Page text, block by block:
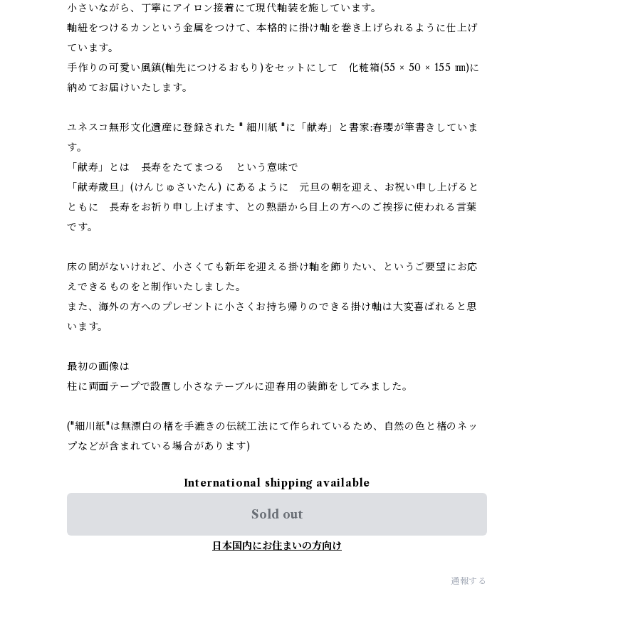
小さいながら、丁寧にアイロン接着にて現代軸装を施しています。
軸紐をつけるカンという金属をつけて、本格的に掛け軸を巻き上げられるように仕上げ
ています。
手作りの可愛い風鎮(軸先につけるおもり)をセットにして 化粧箱(55 × 50 × 155 ㎜)に
納めてお届けいたします。
ユネスコ無形文化遺産に登録された " 細川紙 "に「献寿」と書家:春瓔が筆書きしていま
す。
「献寿」とは 長寿をたてまつる という意味で
「献寿歳旦」(けんじゅさいたん) にあるように 元旦の朝を迎え、お祝い申し上げると
ともに 長寿をお祈り申し上げます、との熟語から目上の方へのご挨拶に使われる言葉
です。
床の間がないけれど、小さくても新年を迎える掛け軸を飾りたい、というご要望にお応
えできるものをと制作いたしました。
また、海外の方へのプレゼントに小さくお持ち帰りのできる掛け軸は大変喜ばれると思
います。
最初の画像は
柱に両面テープで設置し小さなテーブルに迎春用の装飾をしてみました。
("細川紙"は無漂白の楮を手漉きの伝統工法にて作られているため、自然の色と楮のネッ
プなどが含まれている場合があります)
International shipping available
Sold out
日本国内にお住まいの方向け
通報する